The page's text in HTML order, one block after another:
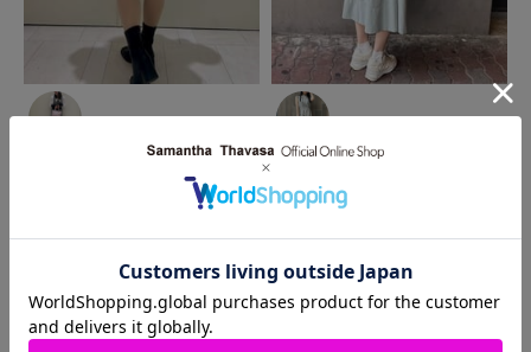
SAMANTHAVEGA ラゾー
2025.05.08
スト店